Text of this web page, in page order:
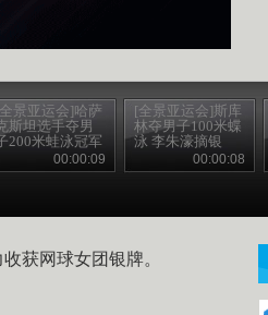
景亚运会]哈萨
斯坦选手夺男
200米蛙泳冠军
00:00:09
[全景亚运会]斯库
林夺男子100米蝶
泳 李朱濠摘银
00:00:08
获网球女团银牌。